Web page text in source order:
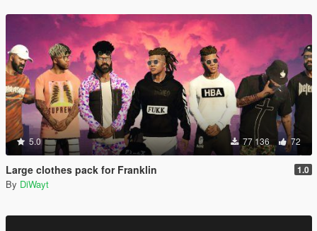
5.0 77 136 72
Large clothes pack for Franklin 1.0
By DiWayt